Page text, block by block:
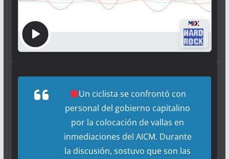
Un ciclista se confrontó con
personal del gobierno capitalino
por la colocación de vallas en
inmediaciones del AICM. Durante
la discusión, sostuvo que son las